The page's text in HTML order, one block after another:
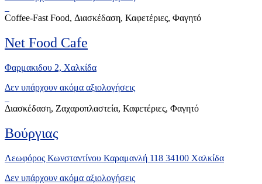
Coffee-Fast Food, Διασκέδαση, Καφετέριες, Φαγητό
Net Food Cafe
Φαρμακιδου 2, Xαλκίδα
Δεν υπάρχουν ακόμα αξιολογήσεις
Διασκέδαση, Ζαχαροπλαστεία, Καφετέριες, Φαγητό
Βούργιας
Λεωφόρος Κωνσταντίνου Καραμανλή 118 34100 Χαλκίδα
Δεν υπάρχουν ακόμα αξιολογήσεις